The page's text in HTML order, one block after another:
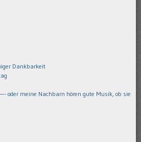
Dankbarkeit
oder meine Nachbarn hören gute Musik, ob sie